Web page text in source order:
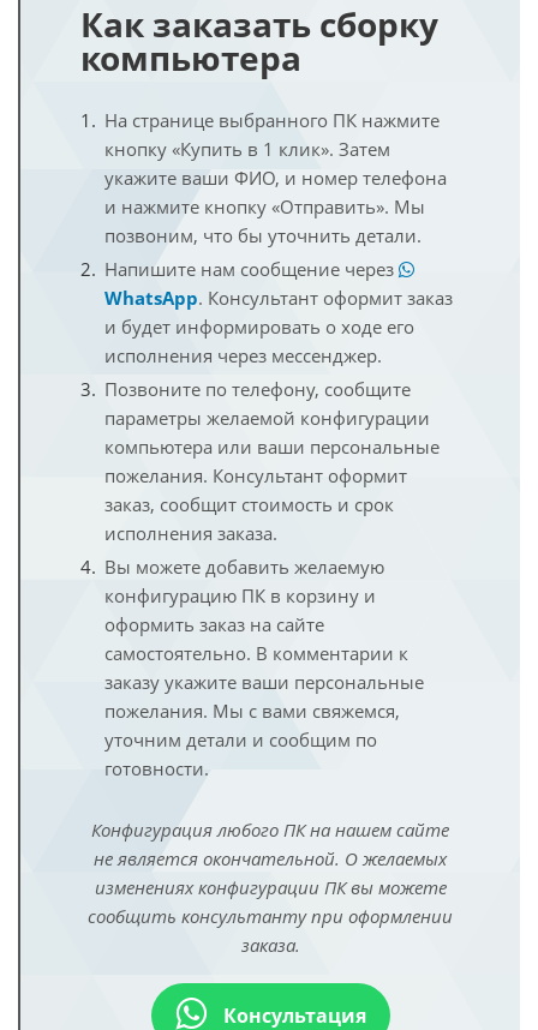
Как заказать сборку
компьютера
На странице выбранного ПК нажмите
кнопку «Купить в 1 клик». Затем
укажите ваши ФИО, и номер телефона
и нажмите кнопку «Отправить». Мы
позвоним, что бы уточнить детали.
Напишите нам сообщение через
WhatsApp. Консультант оформит заказ
и будет информировать о ходе его
исполнения через мессенджер.
Позвоните по телефону, сообщите
параметры желаемой конфигурации
компьютера или ваши персональные
пожелания. Консультант оформит
заказ, сообщит стоимость и срок
исполнения заказа.
Вы можете добавить желаемую
конфигурацию ПК в корзину и
оформить заказ на сайте
самостоятельно. В комментарии к
заказу укажите ваши персональные
пожелания. Мы с вами свяжемся,
уточним детали и сообщим по
готовности.
Конфигурация любого ПК на нашем сайте
не является окончательной. О желаемых
изменениях конфигурации ПК вы можете
сообщить консультанту при оформлении
заказа.
Консультация